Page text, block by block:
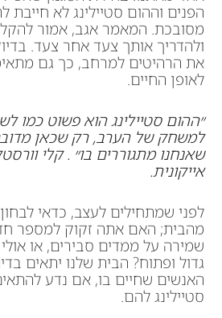
הפנים וההום סטיילינג לא חייבת
מסובכת. המאמר אגב, אמור
ולהדריך אותך צעד אחר צעד.
את הרהיטים למרחב, כך גם
לאופן החיים.
״ההום סטיילינג הוא פשוט כמו
למשחק של הערב, רק שכאן
שאנחנו מתגוררים בו״ . קלי
אייקונית.
לפני שמתחילים לעצב, כדאי
מהבית; האם אתה זקוק למספר
שמירה על ממדים סבירים, או
גדול ופתוח? הבית שלנו יתאים
האנשים שחיים בו, אם נדע
סטיילינג להם.